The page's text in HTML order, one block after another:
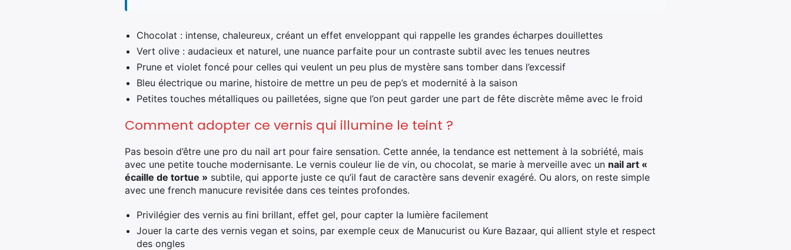
Chocolat : intense, chaleureux, créant un effet enveloppant qui rappelle les grandes écharpes douillettes
Vert olive : audacieux et naturel, une nuance parfaite pour un contraste subtil avec les tenues neutres
Prune et violet foncé pour celles qui veulent un peu plus de mystère sans tomber dans l’excessif
Bleu électrique ou marine, histoire de mettre un peu de pep’s et modernité à la saison
Petites touches métalliques ou pailletées, signe que l’on peut garder une part de fête discrète même avec le froid
Comment adopter ce vernis qui illumine le teint ?
Pas besoin d’être une pro du nail art pour faire sensation. Cette année, la tendance est nettement à la sobriété, mais
avec une petite touche modernisante. Le vernis couleur lie de vin, ou chocolat, se marie à merveille avec un nail art «
écaille de tortue » subtile, qui apporte juste ce qu’il faut de caractère sans devenir exagéré. Ou alors, on reste simple
avec une french manucure revisitée dans ces teintes profondes.
Privilégier des vernis au fini brillant, effet gel, pour capter la lumière facilement
Jouer la carte des vernis vegan et soins, par exemple ceux de Manucurist ou Kure Bazaar, qui allient style et respect
des ongles